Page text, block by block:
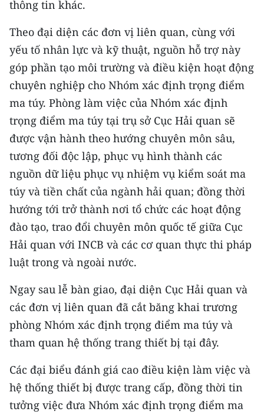
ENGLISH
中文
FRANÇAIS
РУССКИЙ
ESPAÑOL
thông tin khác.
Theo đại diện các đơn vị liên quan, cùng với
yếu tố nhân lực và kỹ thuật, nguồn hỗ trợ này
góp phần tạo môi trường và điều kiện hoạt động
chuyên nghiệp cho Nhóm xác định trọng điểm
ma túy. Phòng làm việc của Nhóm xác định
trọng điểm ma túy tại trụ sở Cục Hải quan sẽ
được vận hành theo hướng chuyên môn sâu,
tương đối độc lập, phục vụ hình thành các
nguồn dữ liệu phục vụ nhiệm vụ kiểm soát ma
túy và tiền chất của ngành hải quan; đồng thời
hướng tới trở thành nơi tổ chức các hoạt động
đào tạo, trao đổi chuyên môn quốc tế giữa Cục
Hải quan với INCB và các cơ quan thực thi pháp
luật trong và ngoài nước.
Ngay sau lễ bàn giao, đại diện Cục Hải quan và
các đơn vị liên quan đã cắt băng khai trương
phòng Nhóm xác định trọng điểm ma túy và
tham quan hệ thống trang thiết bị tại đây.
Các đại biểu đánh giá cao điều kiện làm việc và
hệ thống thiết bị được trang cấp, đồng thời tin
tưởng việc đưa Nhóm xác định trọng điểm ma